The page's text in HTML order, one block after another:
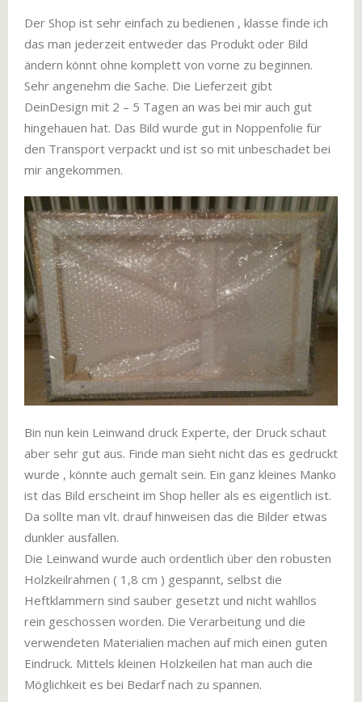
Der Shop ist sehr einfach zu bedienen , klasse finde ich
das man jederzeit entweder das Produkt oder Bild
ändern könnt ohne komplett von vorne zu beginnen.
Sehr angenehm die Sache. Die Lieferzeit gibt
DeinDesign mit 2 – 5 Tagen an was bei mir auch gut
hingehauen hat. Das Bild wurde gut in Noppenfolie für
den Transport verpackt und ist so mit unbeschadet bei
mir angekommen.
Bin nun kein Leinwand druck Experte, der Druck schaut
aber sehr gut aus. Finde man sieht nicht das es gedruckt
wurde , könnte auch gemalt sein. Ein ganz kleines Manko
ist das Bild erscheint im Shop heller als es eigentlich ist.
Da sollte man vlt. drauf hinweisen das die Bilder etwas
dunkler ausfallen.
Die Leinwand wurde auch ordentlich über den robusten
Holzkeilrahmen ( 1,8 cm ) gespannt, selbst die
Heftklammern sind sauber gesetzt und nicht wahllos
rein geschossen worden. Die Verarbeitung und die
verwendeten Materialien machen auf mich einen guten
Eindruck. Mittels kleinen Holzkeilen hat man auch die
Möglichkeit es bei Bedarf nach zu spannen.